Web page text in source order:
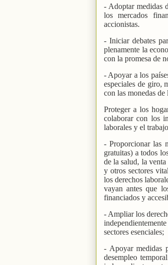
- Adoptar medidas
los mercados
accionistas.
- Iniciar debates
plenamente la
con la promesa de
- Apoyar a los
especiales de giro,
con las monedas de
Proteger a los
colaborar con los
laborales y el
- Proporcionar las
gratuitas) a todos
de la salud, la
y otros sectores
los derechos
vayan antes que
financiados y
- Ampliar los
sectores esenciales;
- Apoyar medidas
desempleo